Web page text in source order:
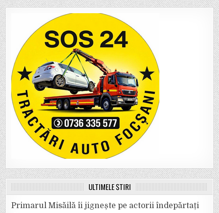
ULTIMELE ȘTIRI
Primarul Misăilă îi jignește pe actorii îndepărtați